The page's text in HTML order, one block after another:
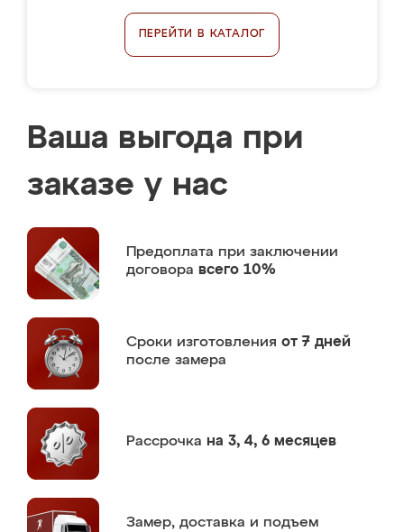
ПЕРЕЙТИ В КАТАЛОГ
Ваша выгода при
заказе у нас
Предоплата при заключении
договора всего 10%
Сроки изготовления от 7 дней
после замера
Рассрочка на 3, 4, 6 месяцев
Замер, доставка и подъем